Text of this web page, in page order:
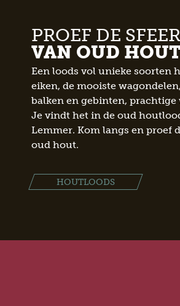
PROEF DE SFEER
VAN OUD
Een loods vol unieke soorten
eiken, de mooiste
balken en gebinten, prachtige
Je vindt het in de oud
Lemmer. Kom langs en proef
oud hout.
HOUTLOODS